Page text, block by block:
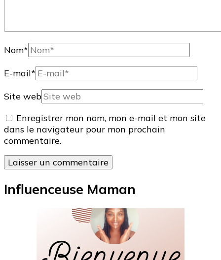
Nom*
E-mail*
Site web
Enregistrer mon nom, mon e-mail et mon site
dans le navigateur pour mon prochain
commentaire.
Influenceuse Maman